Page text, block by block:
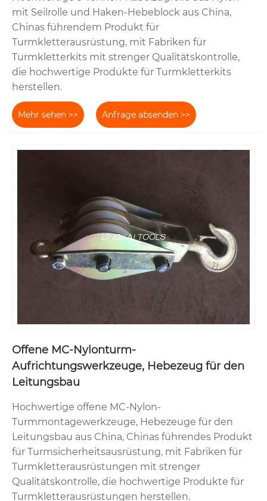
mit Seilrolle und Haken-Hebeblock aus China,
Chinas führendem Produkt für
Turmkletterausrüstung, mit Fabriken für
Turmkletterkits mit strenger Qualitätskontrolle,
die hochwertige Produkte für Turmkletterkits
herstellen.
Mehr sehen >> Anfrage absenden >>
Offene MC-Nylonturm-
Aufrichtungswerkzeuge, Hebezeug für den
Leitungsbau
Hochwertige offene MC-Nylon-
Turmmontagewerkzeuge, Hebezeuge für den
Leitungsbau aus China, Chinas führendes Produkt
für Turmsicherheitsausrüstung, mit Fabriken für
Turmkletterausrüstungen mit strenger
Qualitätskontrolle, die hochwertige Produkte für
Turmkletterausrüstungen herstellen.